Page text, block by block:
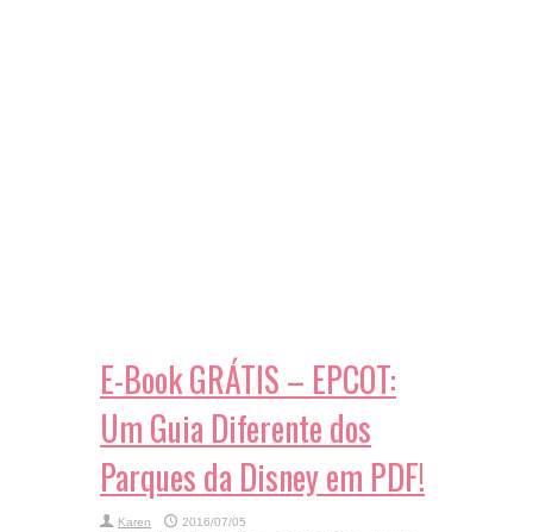
E-Book GRÁTIS – EPCOT:
Um Guia Diferente dos
Parques da Disney em PDF!
Karen
2016/07/05